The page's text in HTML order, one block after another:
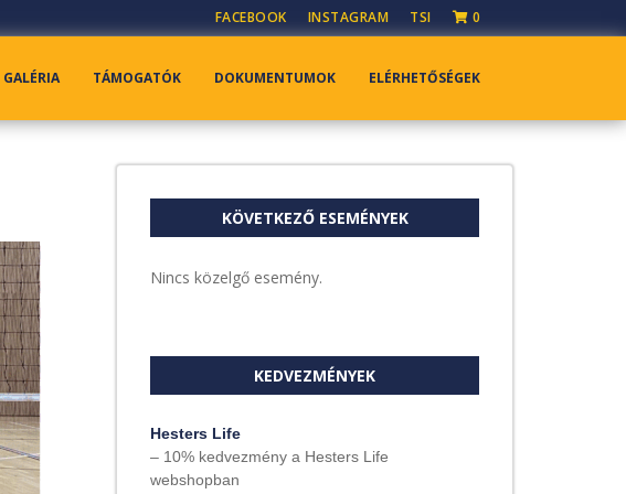
FACEBOOK INSTAGRAM TSI 0
GALÉRIA TÁMOGATÓK DOKUMENTUMOK ELÉRHETŐSÉGEK
KÖVETKEZŐ ESEMÉNYEK
Nincs közelgő esemény.
KEDVEZMÉNYEK
Hesters Life
– 10% kedvezmény a Hesters Life
webshopban